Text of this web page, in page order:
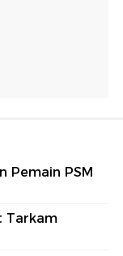
Pemain PSM
Tarkam